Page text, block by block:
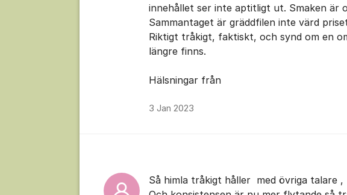
innehållet ser inte aptitligt ut. Smaken är
Sammantaget är gräddfilen inte värd
Riktigt tråkigt, faktiskt, och synd om en
längre finns.
Hälsningar från
3 Jan 2023
Så himla tråkigt håller med övriga talare ,